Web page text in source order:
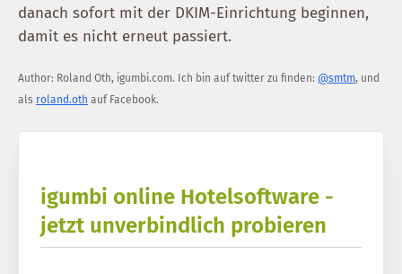
danach sofort mit der DKIM-Einrichtung beginnen,
damit es nicht erneut passiert.
Author: Roland Oth, igumbi.com. Ich bin auf twitter zu finden: @smtm, und
als roland.oth auf Facebook.
igumbi online Hotelsoftware -
jetzt unverbindlich probieren